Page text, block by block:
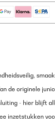
de originele
- hier blijft
inzetstukken